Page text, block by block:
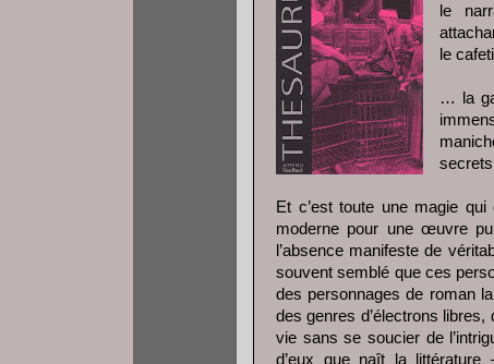
le
le
… la
Et c’est toute une magie
moderne pour une œuvre
l’absence manifeste de
souvent semblé que ces
des personnages de roman
des genres d’électrons
vie sans se soucier de
d’eux que naît la